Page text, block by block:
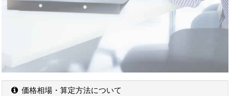
価格相場・算定方法について